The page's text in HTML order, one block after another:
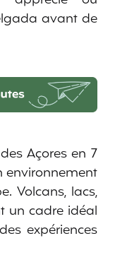
avant de
Açores en 7
environnement
Volcans, lacs,
un cadre idéal
expériences